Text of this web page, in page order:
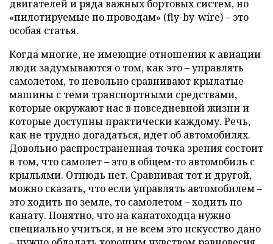
двигателей и ряда важных бортовых систем, но
«пилотируемые по проводам» (fly-by-wire) – это
особая статья.
Когда многие, не имеющие отношения к авиации
люди задумываются о том, как это – управлять
самолетом, то невольно сравнивают крылатые
машины с теми транспортными средствами,
которые окружают нас в повседневной жизни и
которые доступны практически каждому. Речь,
как не трудно догадаться, идет об автомобилях.
Довольно распространенная точка зрения состоит
в том, что самолет – это в общем-то автомобиль с
крыльями. Отнюдь нет. Сравнивая тот и другой,
можно сказать, что если управлять автомобилем –
это ходить по земле, то самолетом – ходить по
канату. Понятно, что на канатоходца нужно
специально учиться, и не всем это искусство дано